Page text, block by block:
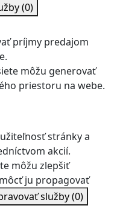
(0)
príjmy predajom
môžu generovať
priestoru na webe.
stránky a
akcií.
môžu zlepšiť
ju propagovať
služby(0)